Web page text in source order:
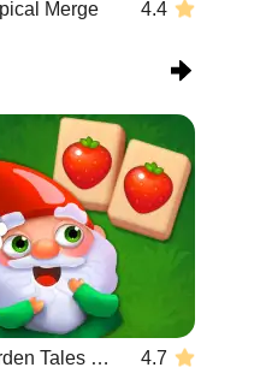
Merge 4.4
Garden Tales Mahjong 4.7